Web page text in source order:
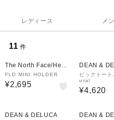
レディース メ
11 件
The North Face/Helly
Hansen
FLD MINI HOLDER
¥2,695
DEAN &
ビックトー
ural
¥4,620
DEAN & DELUCA DEAN &